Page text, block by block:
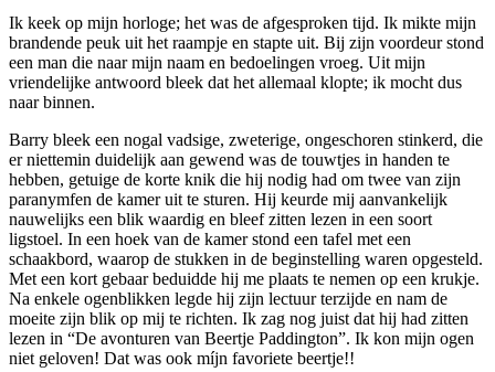
Ik keek op mijn horloge; het was de afgesproken tijd. Ik mikte mijn
brandende peuk uit het raampje en stapte uit. Bij zijn voordeur stond
een man die naar mijn naam en bedoelingen vroeg. Uit mijn
vriendelijke antwoord bleek dat het allemaal klopte; ik mocht dus
naar binnen.
Barry bleek een nogal vadsige, zweterige, ongeschoren stinkerd, die
er niettemin duidelijk aan gewend was de touwtjes in handen te
hebben, getuige de korte knik die hij nodig had om twee van zijn
paranymfen de kamer uit te sturen. Hij keurde mij aanvankelijk
nauwelijks een blik waardig en bleef zitten lezen in een soort
ligstoel. In een hoek van de kamer stond een tafel met een
schaakbord, waarop de stukken in de beginstelling waren opgesteld.
Met een kort gebaar beduidde hij me plaats te nemen op een krukje.
Na enkele ogenblikken legde hij zijn lectuur terzijde en nam de
moeite zijn blik op mij te richten. Ik zag nog juist dat hij had zitten
lezen in “De avonturen van Beertje Paddington”. Ik kon mijn ogen
niet geloven! Dat was ook míjn favoriete beertje!!